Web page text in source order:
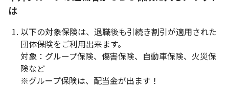
は
以下の対象保険は、退職後も引続き割引が適用された
団体保険をご利用出来ます。
対象：グループ保険、傷害保険、自動車保険、火災保
険など
※グループ保険は、配当金が出ます！